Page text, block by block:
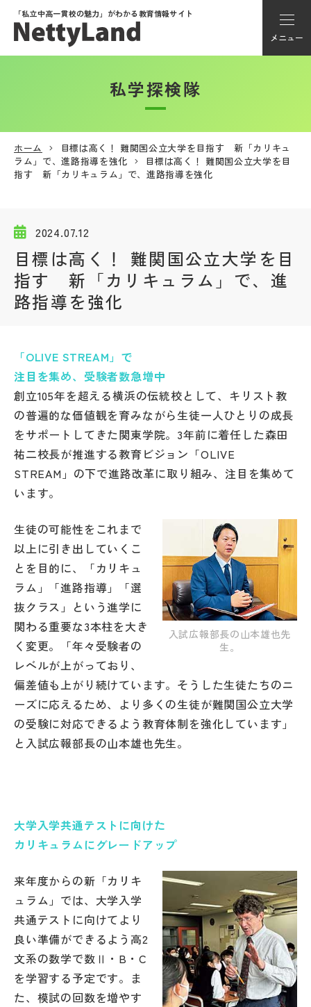
「私立中高一貫校の魅力」がわかる教育情報サイト
メニュー
アカウント登録
メニュー
学校動画
私学探検隊
説明会・イベント情報
よみもの
学校からのお知らせ
特集
NettyLandかわら版
その他
お問い合わせ
個人情報保護方針
私学探検隊
ホーム
目標は高く！ 難関国公立大学を目指す 新「カリキュ
ラム」で、進路指導を強化
目標は高く！ 難関国公立大学を目
指す 新「カリキュラム」で、進路指導を強化
2024.07.12
目標は高く！ 難関国公立大学を目
指す 新「カリキュラム」で、進
路指導を強化
「OLIVE STREAM」で
注目を集め、受験者数急増中
創立105年を超える横浜の伝統校として、キリスト教
の普遍的な価値観を育みながら生徒一人ひとりの成長
をサポートしてきた関東学院。3年前に着任した森田
祐二校長が推進する教育ビジョン「OLIVE
STREAM」の下で進路改革に取り組み、注目を集めて
います。
入試広報部長の山本雄也先
生。
生徒の可能性をこれまで
以上に引き出していくこ
とを目的に、「カリキュ
ラム」「進路指導」「選
抜クラス」という進学に
関わる重要な3本柱を大き
く変更。「年々受験者の
レベルが上がっており、
偏差値も上がり続けています。そうした生徒たちのニ
ーズに応えるため、より多くの生徒が難関国公立大学
の受験に対応できるよう教育体制を強化しています」
と入試広報部長の山本雄也先生。
大学入学共通テストに向けた
カリキュラムにグレードアップ
来年度からの新「カリキ
ュラム」では、大学入学
共通テストに向けてより
良い準備ができるよう高2
文系の数学で数Ⅱ・B・C
を学習する予定です。ま
た、模試の回数を増やす